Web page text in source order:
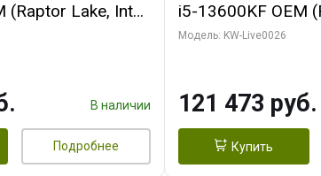
(Raptor Lake, Intel
32 ГБ ОЗУ (2
В наличии
Подробнее
i5-13600KF OEM
7, C14 8EC/6PC/
960 ГБ SSD)
Модель: KW-Live0026
121 473 руб.
Купить